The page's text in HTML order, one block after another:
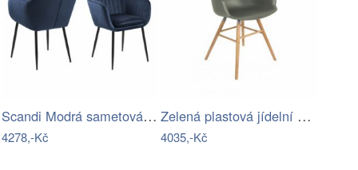
Scandi Modrá sametová jídelní židle…
4278,-Kč
Zelená plastová jídelní židle ZUIVER…
4035,-Kč